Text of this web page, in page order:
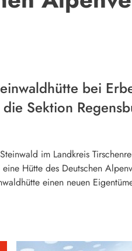
bei
Sektion
im Landkreis
Hütte des Deutschen
einen neuen